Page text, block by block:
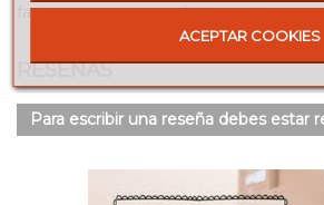
facturarse por separado.
RESEÑAS
Para escribir una reseña debes estar
ACEPTAR COOKIES